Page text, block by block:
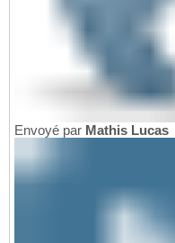
Envoyé par Mathis Lucas